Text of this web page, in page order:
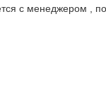
с менеджером ,